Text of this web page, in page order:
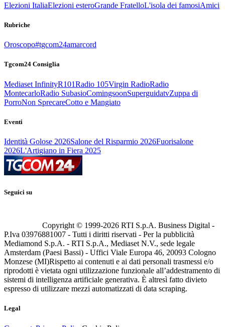
Elezioni ItaliaElezioni esteroGrande FratelloL'isola dei famosiAmici
Rubriche
Oroscopo#tgcom24amarcord
Tgcom24 Consiglia
Mediaset InfinityR101Radio 105Virgin RadioRadio
MontecarloRadio SubasioComingsoonSuperguidatvZuppa di
PorroNon SprecareCotto e Mangiato
Eventi
Identità Golose 2026Salone del Risparmio 2026Fuorisalone
2026L'Artigiano in Fiera 2025
Seguici su
Copyright © 1999-2026 RTI S.p.A. Business Digital -
P.Iva 03976881007 - Tutti i diritti riservati - Per la pubblicità
Mediamond S.p.A. - RTI S.p.A., Mediaset N.V., sede legale
Amsterdam (Paesi Bassi) - Uffici Viale Europa 46, 20093 Cologno
Monzese (MI)Rispetto ai contenuti e ai dati personali trasmessi e/o
riprodotti è vietata ogni utilizzazione funzionale all’addestramento di
sistemi di intelligenza artificiale generativa. È altresì fatto divieto
espresso di utilizzare mezzi automatizzati di data scraping.
Legal